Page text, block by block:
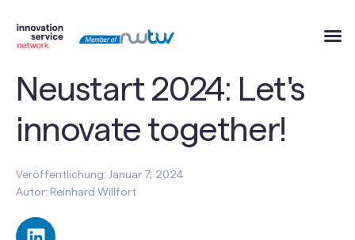
Neustart 2024: Let's
innovate together!
Veröffentlichung: Januar 7, 2024
Autor: Reinhard Willfort